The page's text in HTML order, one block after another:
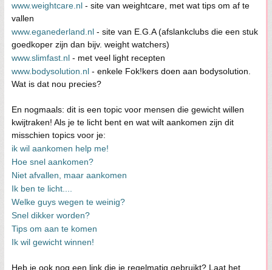
www.weightcare.nl - site van weightcare, met wat tips om af te
vallen
www.eganederland.nl - site van E.G.A (afslankclubs die een stuk
goedkoper zijn dan bijv. weight watchers)
www.slimfast.nl - met veel light recepten
www.bodysolution.nl - enkele Fok!kers doen aan bodysolution.
Wat is dat nou precies?
En nogmaals: dit is een topic voor mensen die gewicht willen
kwijtraken! Als je te licht bent en wat wilt aankomen zijn dit
misschien topics voor je:
ik wil aankomen help me!
Hoe snel aankomen?
Niet afvallen, maar aankomen
Ik ben te licht....
Welke guys wegen te weinig?
Snel dikker worden?
Tips om aan te komen
Ik wil gewicht winnen!
Heb je ook nog een link die je regelmatig gebruikt? Laat het